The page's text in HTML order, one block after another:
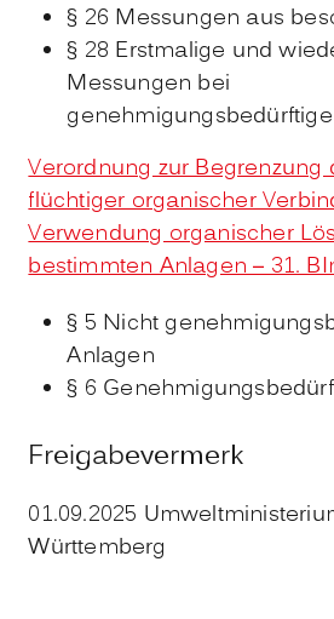
§ 26 Messungen aus
§ 28 Erstmalige und
Messungen bei
Verordnung zur Begrenzung
flüchtiger organischer
Verwendung organischer
bestimmten Anlagen – 31.
§ 5 Nicht
Anlagen
§ 6
Freigabevermerk
01.09.2025
Württemberg